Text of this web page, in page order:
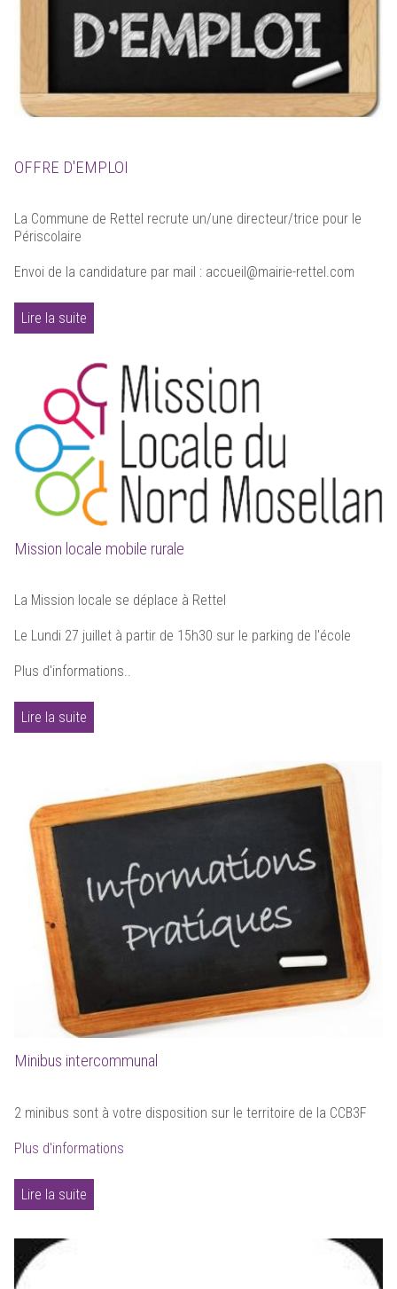
OFFRE D'EMPLOI
La Commune de Rettel recrute un/une directeur/trice pour le
Périscolaire
Envoi de la candidature par mail : accueil@mairie-rettel.com
Lire la suite
Mission locale mobile rurale
La Mission locale se déplace à Rettel
Le Lundi 27 juillet à partir de 15h30 sur le parking de l'école
Plus d'informations..
Lire la suite
Minibus intercommunal
2 minibus sont à votre disposition sur le territoire de la CCB3F
Plus d'informations
Lire la suite